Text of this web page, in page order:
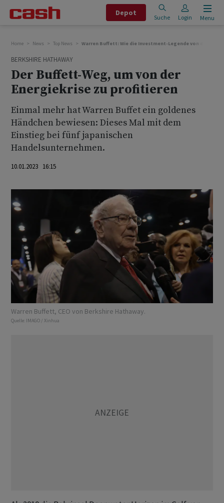
Depot
Suche Login Menu
Home News Top News Warren Buffett: Wie die Investment-Legende von der
BERKSHIRE HATHAWAY
Der Buffett-Weg, um von der
Energiekrise zu profitieren
Einmal mehr hat Warren Buffet ein goldenes
Händchen bewiesen: Dieses Mal mit dem
Einstieg bei fünf japanischen
Handelsunternehmen.
10.01.2023 16:15
Warren Buffett, CEO von Berkshire Hathaway.
Quelle: IMAGO / Xinhua